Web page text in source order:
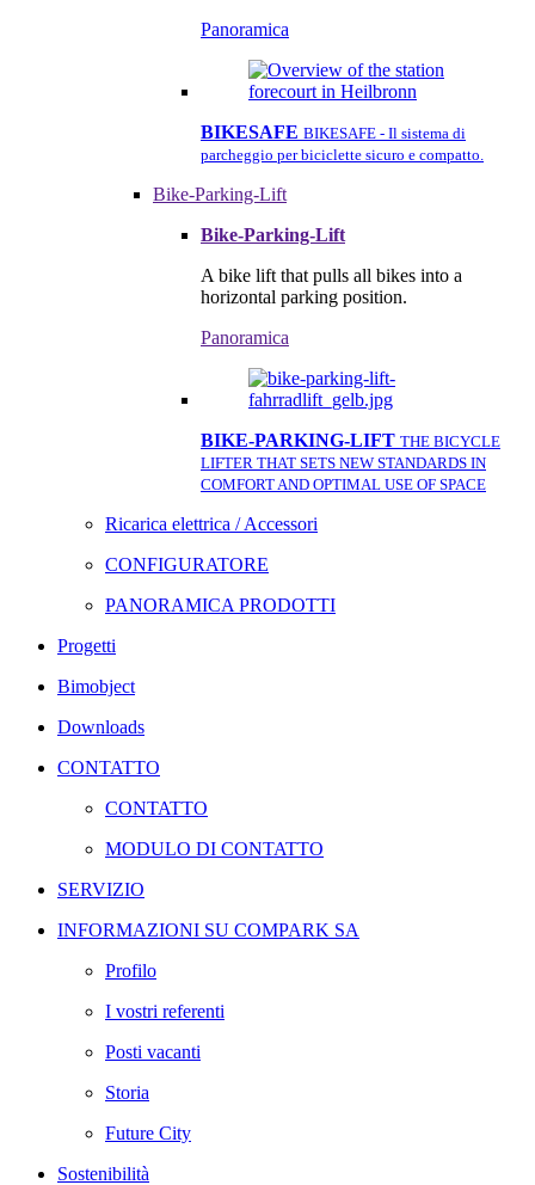
Panoramica
BIKESAFE BIKESAFE - Il sistema di
parcheggio per biciclette sicuro e compatto.
Bike-Parking-Lift
Bike-Parking-Lift
A bike lift that pulls all bikes into a
horizontal parking position.
Panoramica
BIKE-PARKING-LIFT THE BICYCLE
LIFTER THAT SETS NEW STANDARDS IN
COMFORT AND OPTIMAL USE OF SPACE
Ricarica elettrica / Accessori
CONFIGURATORE
PANORAMICA PRODOTTI
Progetti
Bimobject
Downloads
CONTATTO
CONTATTO
MODULO DI CONTATTO
SERVIZIO
INFORMAZIONI SU COMPARK SA
Profilo
I vostri referenti
Posti vacanti
Storia
Future City
Sostenibilità